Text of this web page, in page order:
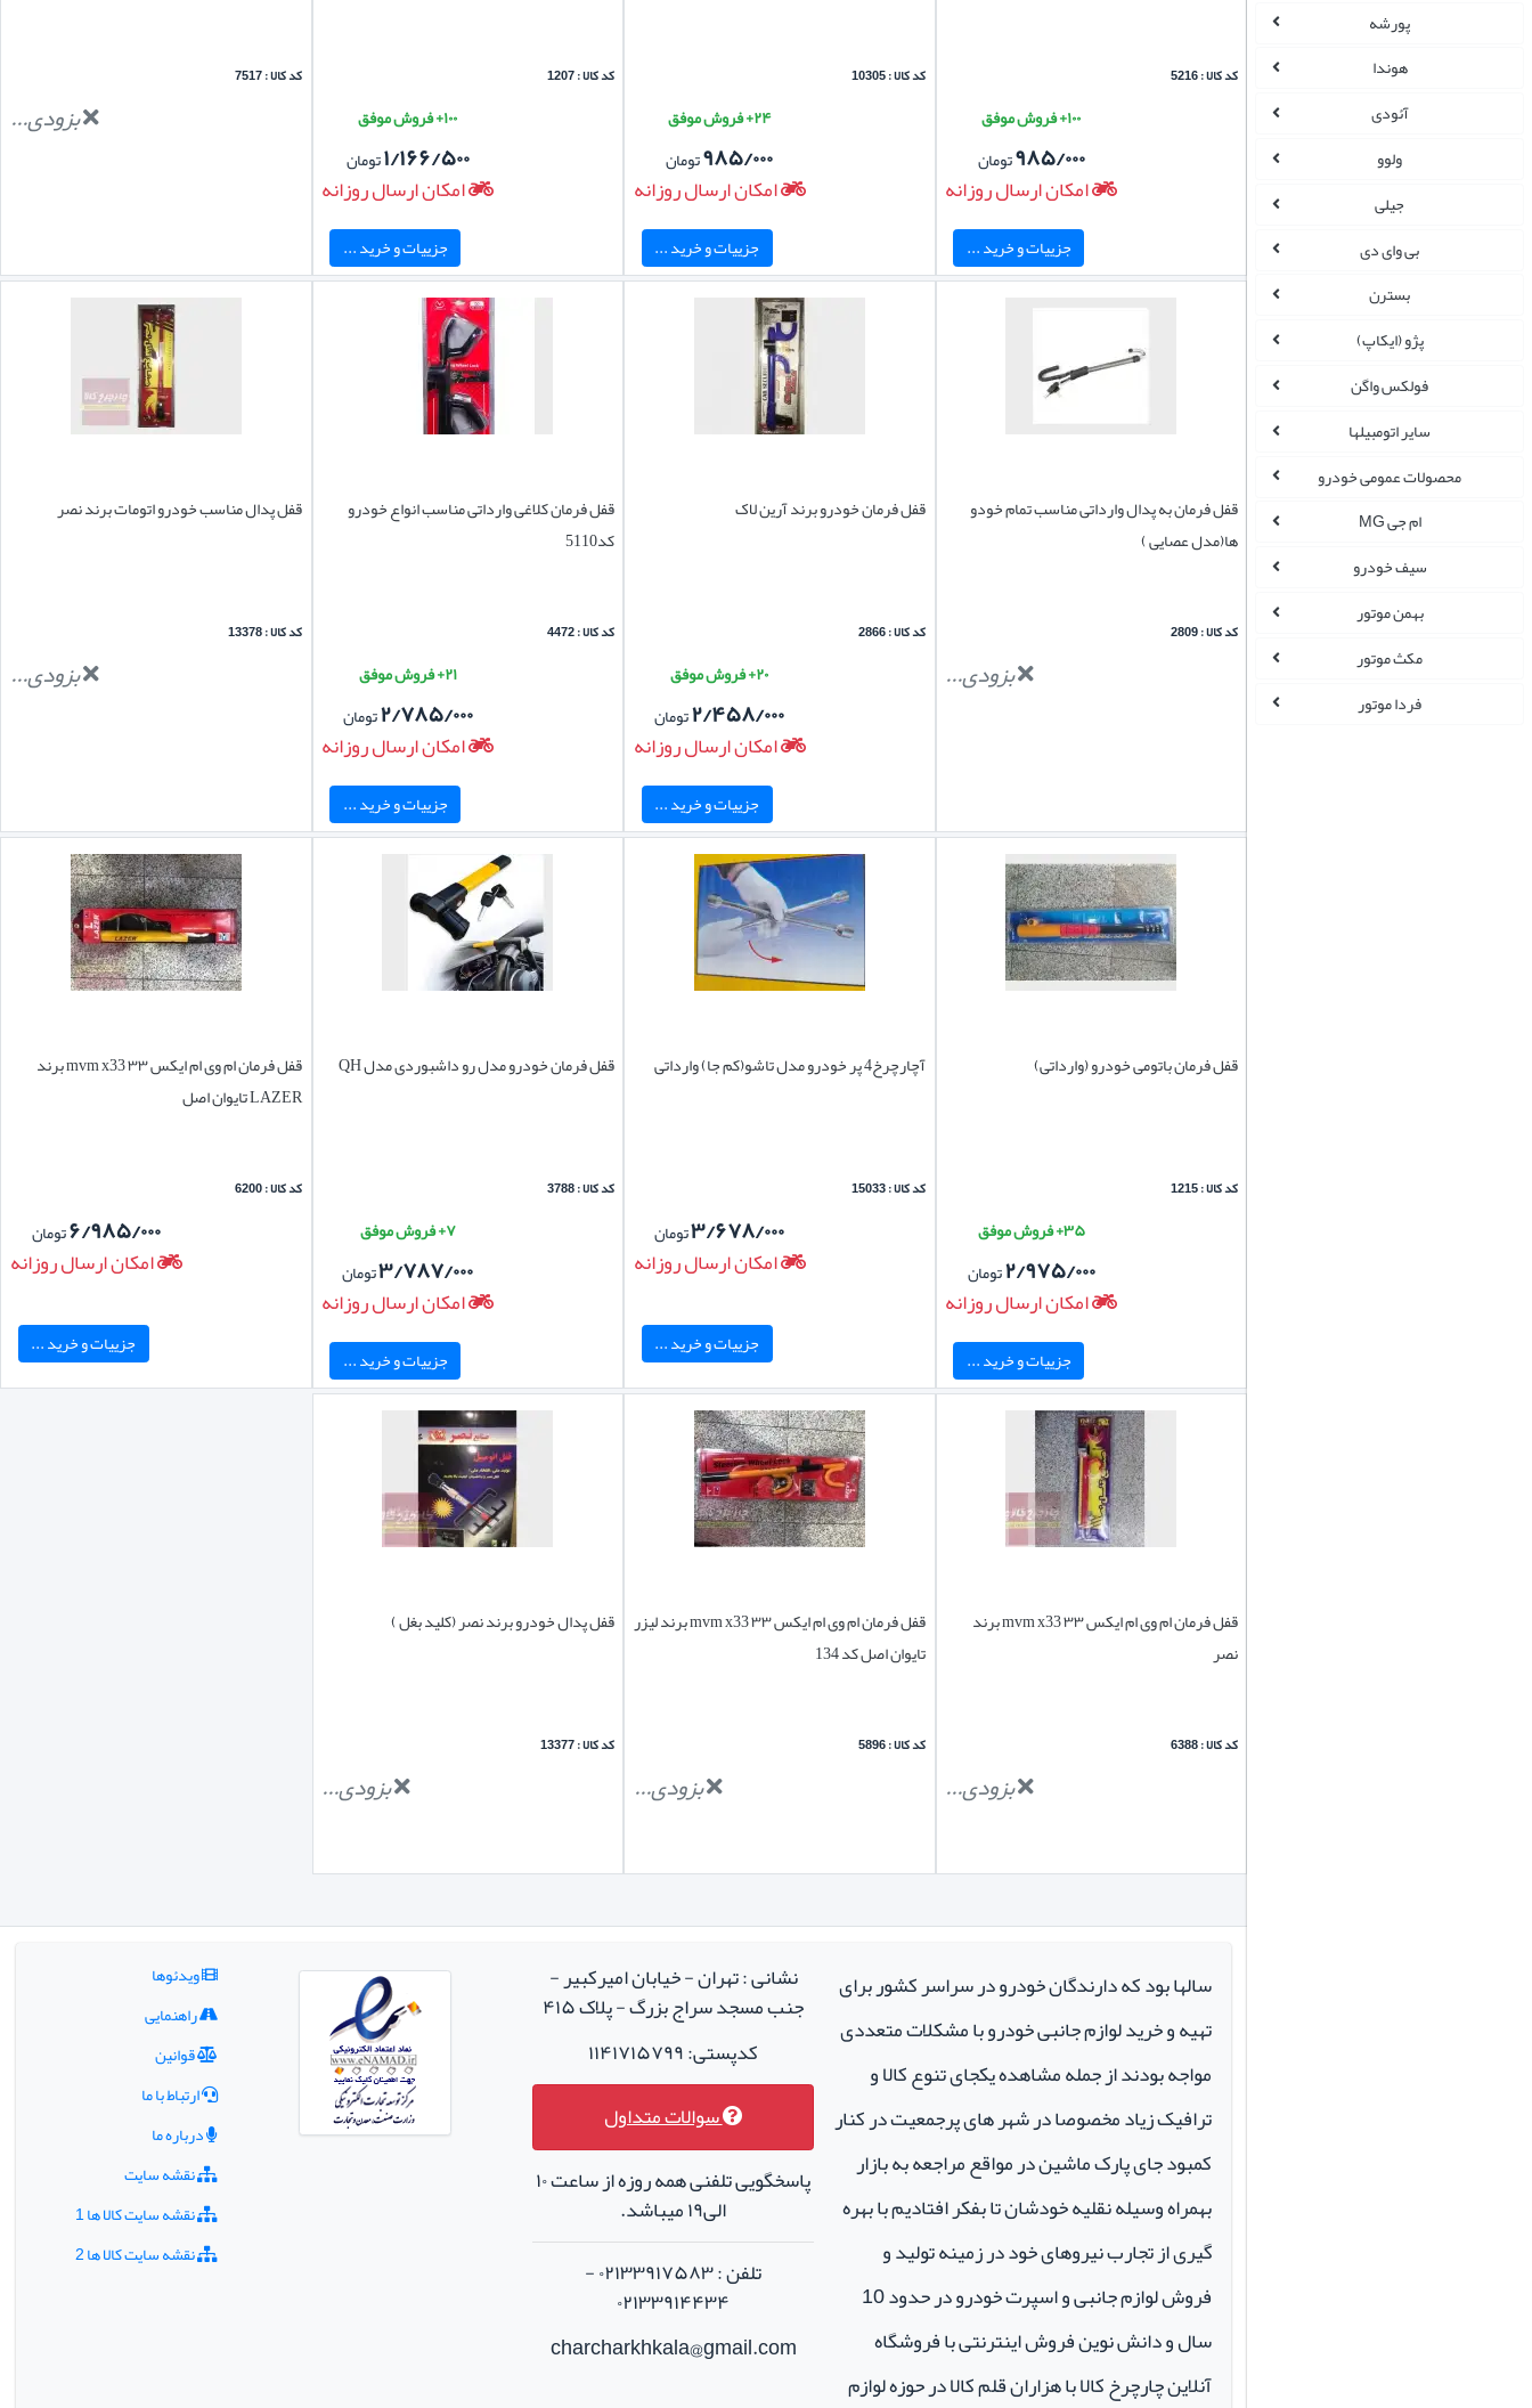
پورشه
هوندا
آئودی
ولوو
جیلی
بی وای دی
بسترن
پژو (ایکاپ)
فولکس واگن
سایر اتومبیلها
محصولات عمومی خودرو
ام جی MG
سیف خودرو
بهمن موتور
مکث موتور
فردا موتور
کد کالا : 5216
۱۰۰+ فروش موفق
۹۸۵/۰۰۰تومان
امکان ارسال روزانه
جزییات و خرید ...
کد کالا : 10305
۲۴+ فروش موفق
۹۸۵/۰۰۰تومان
امکان ارسال روزانه
جزییات و خرید ...
کد کالا : 1207
۱۰۰+ فروش موفق
۱/۱۶۶/۵۰۰تومان
امکان ارسال روزانه
جزییات و خرید ...
کد کالا : 7517
بزودی...
قفل فرمان به پدال وارداتی مناسب تمام خودو
ها(مدل عصایی )
کد کالا : 2809
بزودی...
قفل فرمان خودرو برند آرین لاک
کد کالا : 2866
۲۰+ فروش موفق
۲/۴۵۸/۰۰۰تومان
امکان ارسال روزانه
جزییات و خرید ...
قفل فرمان کلاغی وارداتی مناسب انواع خودرو
کد5110
کد کالا : 4472
۲۱+ فروش موفق
۲/۷۸۵/۰۰۰تومان
امکان ارسال روزانه
جزییات و خرید ...
قفل پدال مناسب خودرو اتومات برند نصر
کد کالا : 13378
بزودی...
قفل فرمان باتومی خودرو (وارداتی)
کد کالا : 1215
۳۵+ فروش موفق
۲/۹۷۵/۰۰۰تومان
امکان ارسال روزانه
جزییات و خرید ...
آچارچرخ4 پر خودرو مدل تاشو(کم جا) وارداتی
کد کالا : 15033
۳/۶۷۸/۰۰۰تومان
امکان ارسال روزانه
جزییات و خرید ...
قفل فرمان خودرو مدل رو داشبوردی مدل QH
کد کالا : 3788
۷+ فروش موفق
۳/۷۸۷/۰۰۰تومان
امکان ارسال روزانه
جزییات و خرید ...
قفل فرمان ام وی ام ایکس ۳۳ mvm x33 برند
LAZER تایوان اصل
کد کالا : 6200
۶/۹۸۵/۰۰۰تومان
امکان ارسال روزانه
جزییات و خرید ...
قفل فرمان ام وی ام ایکس ۳۳ mvm x33 برند
نصر
کد کالا : 6388
بزودی...
قفل فرمان ام وی ام ایکس ۳۳ mvm x33 برند لیزر
تایوان اصل کد 134
کد کالا : 5896
بزودی...
قفل پدال خودرو برند نصر (کلید بغل )
کد کالا : 13377
بزودی...
سالها بود که دارندگان خودرو در سراسر کشور برای
تهیه و خرید لوازم جانبی خودرو با مشکلات متعددی
مواجه بودند از جمله مشاهده یکجای تنوع کالا و
ترافیک زیاد مخصوصا در شهر های پرجمعیت در کنار
کمبود جای پارک ماشین در مواقع مراجعه به بازار
بهمراه وسیله نقلیه خودشان تا بفکر افتادیم با بهره
گیری از تجارب نیروهای خود در زمینه تولید و
فروش لوازم جانبی و اسپرت خودرو در حدود 10
سال و دانش نوین فروش اینترنتی با فروشگاه
آنلاین چارچرخ کالا با هزاران قلم کالا در حوزه لوازم
نشانی : تهران - خیابان امیرکبیر -
جنب مسجد سراج بزرگ - پلاک ۴۱۵
کدپستی: ۱۱۴۱۷۱۵۷۹۹
سوالات متداول
پاسخگویی تلفنی همه روزه از ساعت ۱۰
الی۱۹ میباشد.
تلفن : ۰۲۱۳۳۹۱۷۵۸۳ -
۰۲۱۳۳۹۱۴۴۳۴
charcharkhkala@gmail.com
ویدئوها
راهنمایی
قوانین
ارتباط با ما
درباره ما
نقشه سایت
نقشه سایت کالا ها 1
نقشه سایت کالا ها 2